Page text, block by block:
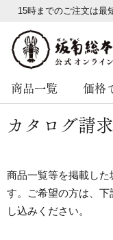
15時までのご注文は最
商品一覧 価格
カタログ請求
商品一覧等を掲載し
す。ご希望の方は、
し込みください。